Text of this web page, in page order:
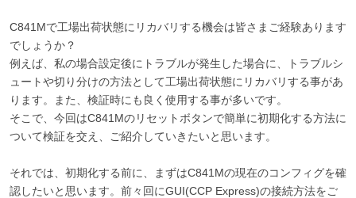
C841Mで工場出荷状態にリカバリする機会は皆さまご経験あります
でしょうか？
例えば、私の場合設定後にトラブルが発生した場合に、トラブルシ
ュートや切り分けの方法として工場出荷状態にリカバリする事があ
ります。また、検証時にも良く使用する事が多いです。
そこで、今回はC841Mのリセットボタンで簡単に初期化する方法に
ついて検証を交え、ご紹介していきたいと思います。
それでは、初期化する前に、まずはC841Mの現在のコンフィグを確
認したいと思います。前々回にGUI(CCP Express)の接続方法をご